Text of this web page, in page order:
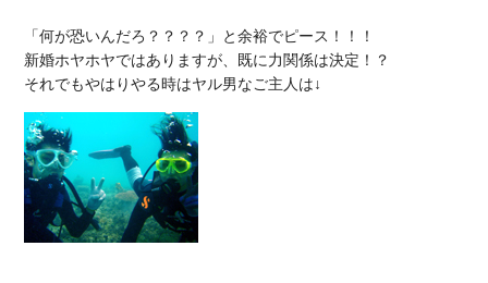
「何が恐いんだろ？？？？」と余裕でピース！！！
新婚ホヤホヤではありますが、既に力関係は決定！？